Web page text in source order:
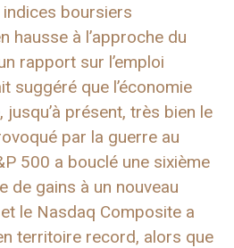
boursiers
hausse à l’approche du
rapport sur l’emploi
suggéré que l’économie
présent, très bien le
par la guerre au
500 a bouclé une sixième
de gains à un nouveau
le Nasdaq Composite a
territoire record, alors que